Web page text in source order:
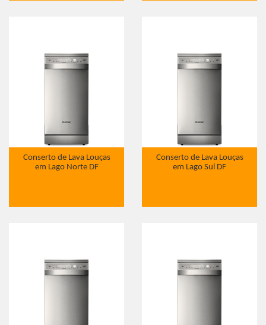
Conserto de Lava Louças
em Lago Norte DF
Conserto de Lava Louças
em Lago Sul DF